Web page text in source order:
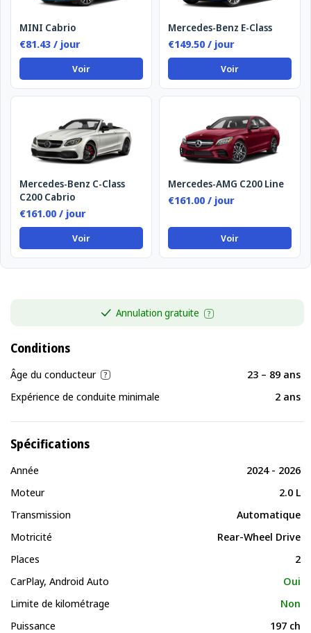
MINI Cabrio
€81.43 / jour
Voir
Mercedes-Benz E-Class
€149.50 / jour
Voir
Mercedes-Benz C-Class
C200 Cabrio
€161.00 / jour
Voir
Mercedes-AMG C200 Line
€161.00 / jour
Voir
Annulation gratuite
Conditions
Âge du conducteur
23 – 89 ans
Expérience de conduite minimale
2 ans
Spécifications
Année
2024 - 2026
Moteur
2.0 L
Transmission
Automatique
Motricité
Rear-Wheel Drive
Places
2
CarPlay, Android Auto
Oui
Limite de kilométrage
Non
Puissance
197 ch